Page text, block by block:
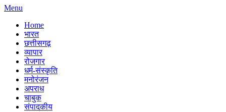
Menu
Home
भारत
छत्तीसगढ़
व्यापार
रोजगार
धर्म-संस्कृति
मनोरंजन
अपराध
चाबुक
संपादकीय